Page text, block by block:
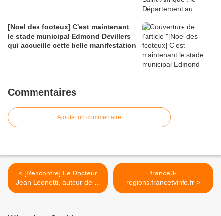
[Noel des footeux] C'est maintenant
le stade municipal Edmond Devillers
qui accueille cette belle manifestation
Commentaires
Ajouter un commentaire
< [Rencontre] Le Docteur
Jean Leonetti, auteur de la
loi sur la fin de vie, en
france3-
regions.francetvinfo.fr >